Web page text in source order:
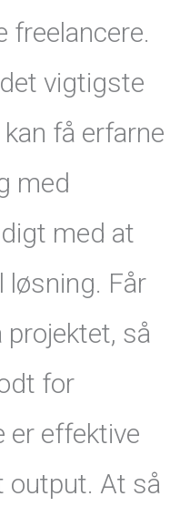
freelancere.
vigtigste
få erfarne
med
med at
løsning. Får
projektet, så
for
er effektive
output. At så